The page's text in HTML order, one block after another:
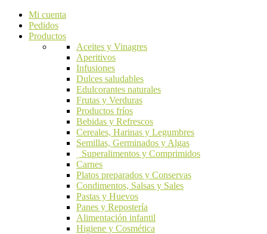
Mi cuenta
Pedidos
Productos
Aceites y Vinagres
Aperitivos
Infusiones
Dulces saludables
Edulcorantes naturales
Frutas y Verduras
Productos fríos
Bebidas y Refrescos
Cereales, Harinas y Legumbres
Semillas, Germinados y Algas
Superalimentos y Comprimidos
Carnes
Platos preparados y Conservas
Condimentos, Salsas y Sales
Pastas y Huevos
Panes y Repostería
Alimentación infantil
Higiene y Cosmética